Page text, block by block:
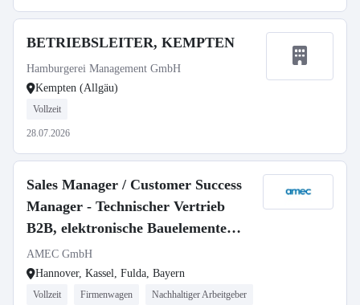
BETRIEBSLEITER, KEMPTEN
Hamburgerei Management GmbH
Kempten (Allgäu)
Vollzeit
28.07.2026
Sales Manager / Customer Success
Manager - Technischer Vertrieb
B2B, elektronische Bauelemente
(m/w/d)
AMEC GmbH
Hannover, Kassel, Fulda, Bayern
Vollzeit Firmenwagen Nachhaltiger Arbeitgeber